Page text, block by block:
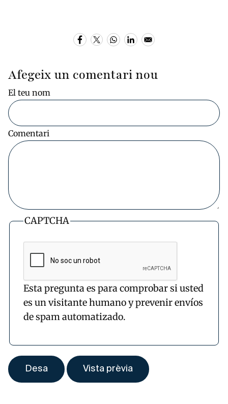
Afegeix un comentari nou
El teu nom
Comentari
CAPTCHA
Esta pregunta es para comprobar si usted
es un visitante humano y prevenir envíos
de spam automatizado.